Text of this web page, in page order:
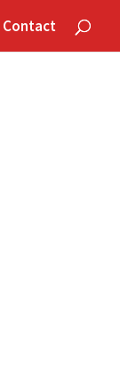
Contact